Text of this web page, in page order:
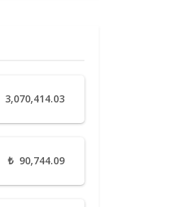
3,070,414.03
₺ 90,744.09